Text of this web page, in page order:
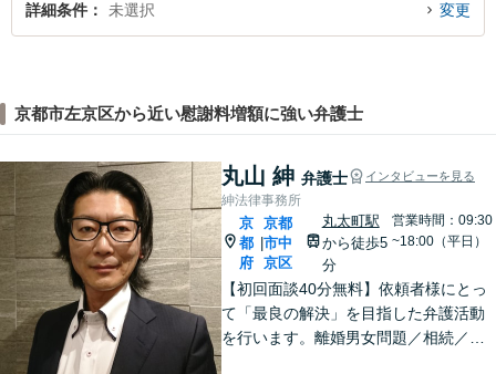
詳細条件 未選択 変更
京都市左京区から近い慰謝料増額に強い弁護士
丸山 紳 弁護士 インタビューを見る
紳法律事務所
京
都
府
京都
市中
京区
丸太町駅
から徒歩5
分
営業時間：09:30
~18:00（平日）
【初回面談40分無料】依頼者様にとっ
て「最良の解決」を目指した弁護活動
を行います。離婚男女問題／相続／不